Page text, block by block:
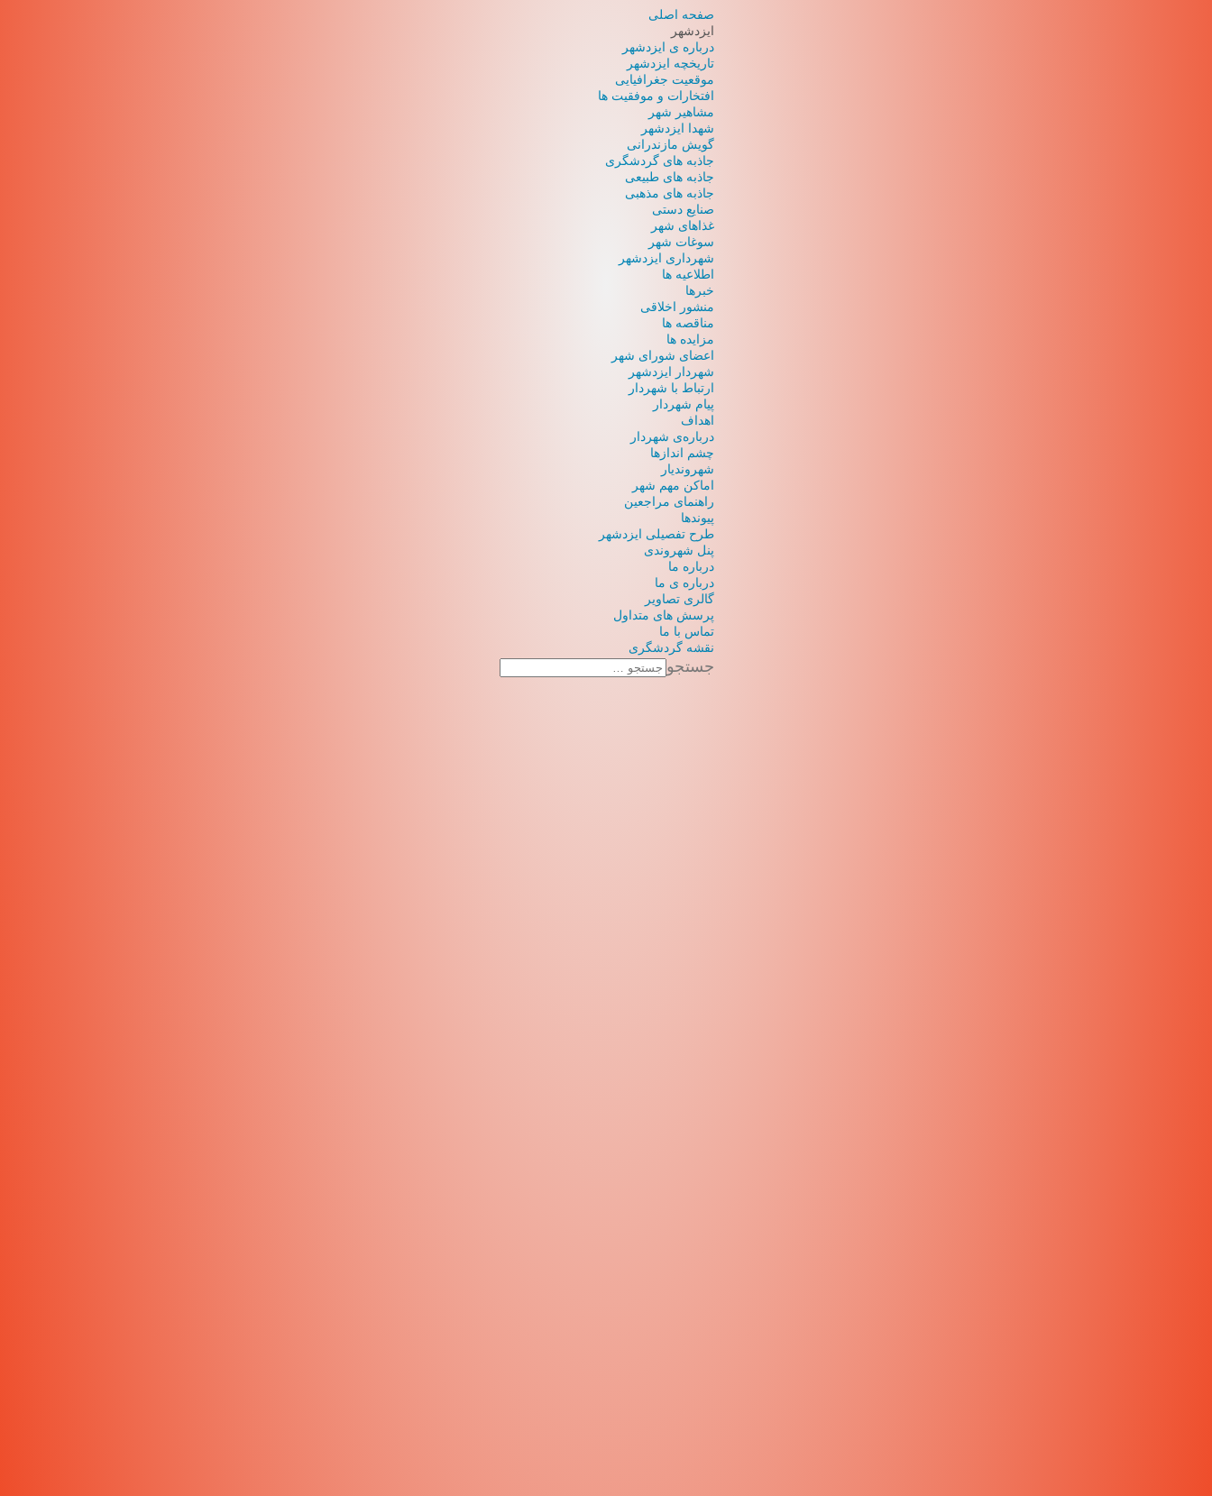
صفحه اصلی
ایزدشهر
درباره ی ایزدشهر
تاریخچه ایزدشهر
موقعیت جغرافیایی
افتخارات و موفقیت ها
مشاهیر شهر
شهدا ایزدشهر
گویش مازندرانی
جاذبه های گردشگری
جاذبه های طبیعی
جاذبه های مذهبی
صنایع دستی
غذاهای شهر
سوغات شهر
شهرداری ایزدشهر
اطلاعیه ها
خبرها
منشور اخلاقی
مناقصه ها
مزایده ها
اعضای شورای شهر
شهردار ایزدشهر
ارتباط با شهردار
پیام شهردار
اهداف
درباره‌ی شهردار
چشم اندازها
شهروندیار
اماکن مهم شهر
راهنمای مراجعین
پیوند‌ها
طرح تفصیلی ایزدشهر
پنل شهروندی
درباره ما
درباره ی ما
گالری تصاویر
پرسش های متداول
تماس با ما
نقشه گردشگری
جستجو